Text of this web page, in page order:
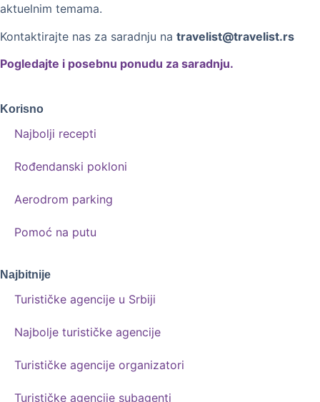
aktuelnim temama.
Kontaktirajte nas za saradnju na travelist@travelist.rs
Pogledajte i posebnu ponudu za saradnju.
Korisno
Najbolji recepti
Rođendanski pokloni
Aerodrom parking
Pomoć na putu
Najbitnije
Turističke agencije u Srbiji
Najbolje turističke agencije
Turističke agencije organizatori
Turističke agencije subagenti